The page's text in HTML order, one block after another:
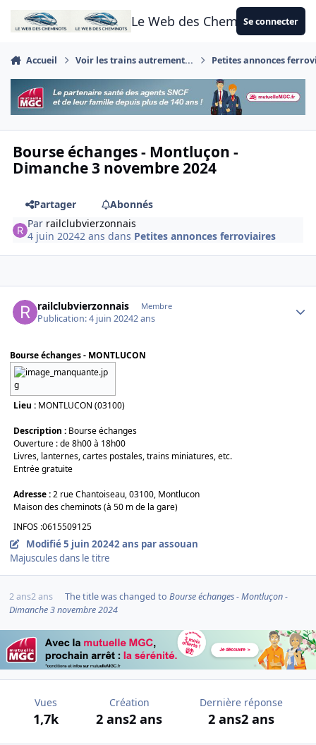
Aller au contenu
Le Web des CheminotsSe connecter
Accueil Voir les trains autrement... Petites annonces
Bourse échanges - Montluçon -
Dimanche 3 novembre 2024
Partager
Abonnés
Par railclubvierzonnais
4 juin 20242 ans dans Petites annonces ferroviaires
railclubvierzonnais Membre
Publication:4 juin 20242 ans
Bourse échanges - MONTLUCON
Lieu : MONTLUCON (03100)
Description : Bourse échanges
Ouverture : de 8h00 à 18h00
Livres, lanternes, cartes postales, trains miniatures, etc.
Entrée gratuite
Adresse :2 rue Chantoiseau, 03100, Montlucon
Maison des cheminots (à 50 m de la gare)
INFOS :0615509125
Modifié5 juin 20242 ans par assouan
Majuscules dans le titre
2 ans2 ans The title was changed to Bourse échanges - Montluçon -
Dimanche 3 novembre 2024
Vues
1,7k
Création
2 ans2 ans
Dernière réponse
2 ans2 ans